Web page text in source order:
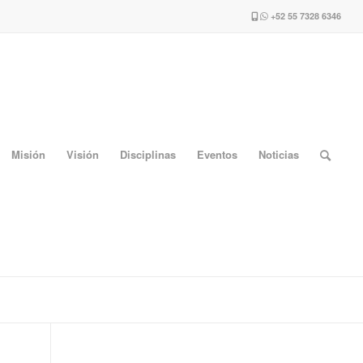
+52 55 7328 6346
Misión Visión Disciplinas Eventos Noticias